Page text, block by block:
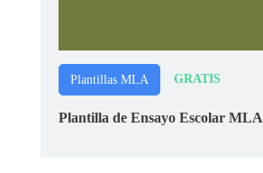
Plantillas MLA GRATIS
Plantilla de Ensayo Escolar MLA